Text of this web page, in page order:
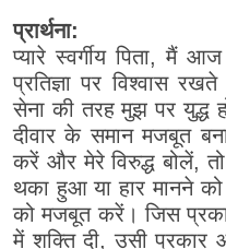
प्रार्थना:
प्यारे स्वर्गीय पिता,
प्रतिज्ञा पर विश्वास
सेना की तरह मुझ पर युद्ध
दीवार के समान मजबूत
करें और मेरे विरुद्ध बोलें,
थका हुआ या हार मानने
को मजबूत करें। जिस
में शक्ति दी, उसी